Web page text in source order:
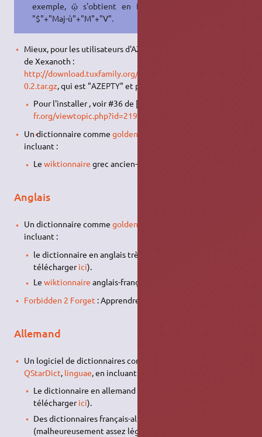
exemple, ᾥ s'obtient en faisant :
"$"+"Maj-ù"+"M"+"V".
Mieux, pour les utilisateurs d'AZERTY, utiliser l'agencement
de Xexanoth :
http://download.tuxfamily.org/polyglotte/claviers/grc-
0.2.tar.gz, qui est "ΑΖΕΡΤΥ" et plus complet !
Pour l'installer , voir #36 de [
fr.org/viewtopic.php?id=219228&p=2]
Un dictionnaire comme goldendict
incluant :
Lewiktionnaire grec ancien-français :
Anglais
Un dictionnaire comme goldendict
incluant :
le dictionnaire en anglais très complet Longman (à
téléchargerici).
Lewiktionnaire anglais-français :
Forbidden 2 Forget : Apprendre les verbes irréguliers anglais
Allemand
Un logiciel de dictionnaires comme
QStarDict linguae , en incluant :
Le dictionnaire en allemand très complet Duden (à
téléchargerici).
Des dictionnaires français-allemand et allemand-français
(malheureusement assez légers), cf.